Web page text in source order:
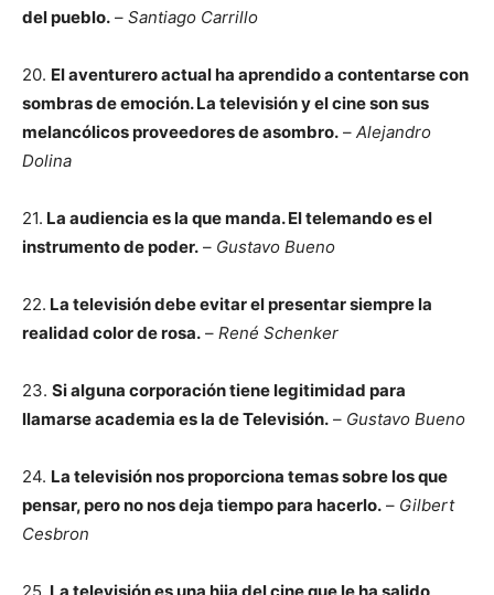
del pueblo. – Santiago Carrillo
20. El aventurero actual ha aprendido a contentarse con
sombras de emoción. La televisión y el cine son sus
melancólicos proveedores de asombro. – Alejandro
Dolina
21. La audiencia es la que manda. El telemando es el
instrumento de poder. – Gustavo Bueno
22. La televisión debe evitar el presentar siempre la
realidad color de rosa. – René Schenker
23. Si alguna corporación tiene legitimidad para
llamarse academia es la de Televisión. – Gustavo Bueno
24. La televisión nos proporciona temas sobre los que
pensar, pero no nos deja tiempo para hacerlo. – Gilbert
Cesbron